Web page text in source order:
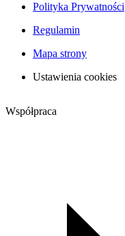
Polityka Prywatności
Regulamin
Mapa strony
Ustawienia cookies
Współpraca